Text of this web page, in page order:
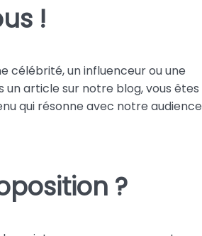
!
célébrité, un influenceur ou une
un article sur notre blog, vous êtes
qui résonne avec notre audience
?